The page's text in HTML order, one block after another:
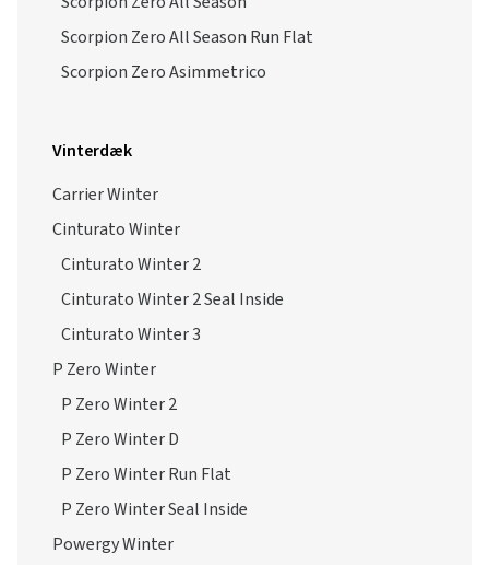
Scorpion Zero All Season Run Flat
Scorpion Zero Asimmetrico
Vinterdæk
Carrier Winter
Cinturato Winter
Cinturato Winter 2
Cinturato Winter 2 Seal Inside
Cinturato Winter 3
P Zero Winter
P Zero Winter 2
P Zero Winter D
P Zero Winter Run Flat
P Zero Winter Seal Inside
Powergy Winter